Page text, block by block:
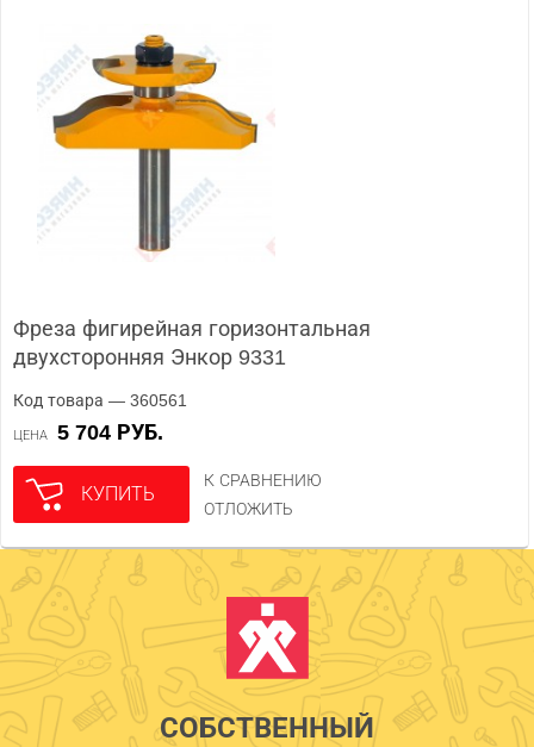
Фреза фигирейная горизонтальная
двухсторонняя Энкор 9331
Код товара — 360561
ЦЕНА 5 704 РУБ.
КУПИТЬ
К СРАВНЕНИЮ
ОТЛОЖИТЬ
СОБСТВЕННЫЙ